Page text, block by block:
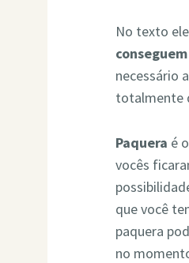
No texto
necessário
totalmente
Paquera é
vocês
que você
paquera
no